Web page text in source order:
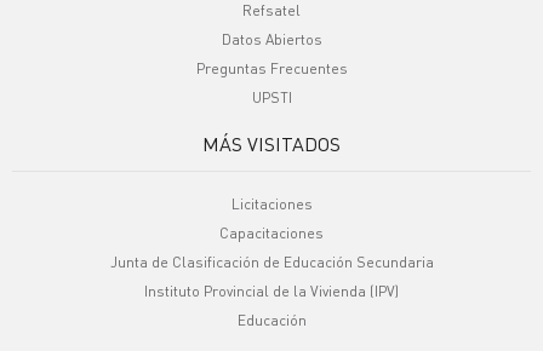
Refsatel
Datos Abiertos
Preguntas Frecuentes
UPSTI
MÁS VISITADOS
Licitaciones
Capacitaciones
Junta de Clasificación de Educación Secundaria
Instituto Provincial de la Vivienda (IPV)
Educación